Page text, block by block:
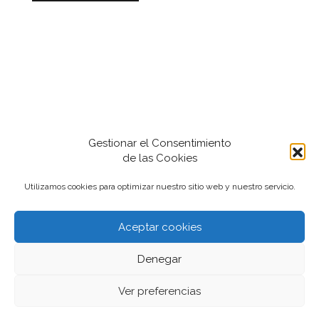
Gestionar el Consentimiento
de las Cookies
Utilizamos cookies para optimizar nuestro sitio web y nuestro servicio.
Aceptar cookies
Denegar
Ver preferencias